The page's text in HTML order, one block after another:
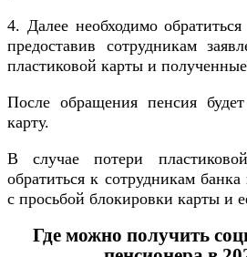
4. Далее необходимо
предоставив сотрудникам
пластиковой карты и
После обращения пенсия
карту.
В случае потери
обратиться к сотрудникам
с просьбой блокировки карты и
Где можно получить